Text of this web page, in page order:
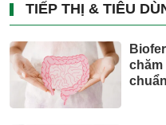
TIẾP THỊ & TIÊU